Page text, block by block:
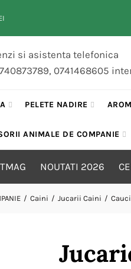
si asistenta telefonica
0741468605
PELETE NADIRE
ANIMALE DE COMPANIE
NOUTATI 2026
Caini Jucarii Caini